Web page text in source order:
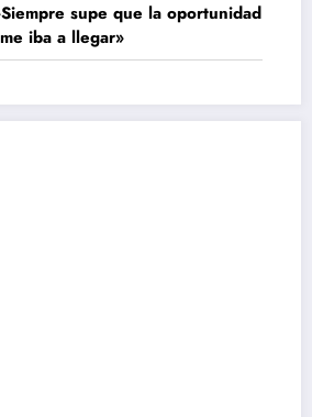
supe que la oportunidad
iba a llegar»